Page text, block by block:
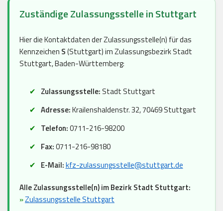
Zuständige Zulassungsstelle in Stuttgart
Hier die Kontaktdaten der Zulassungsstelle(n) für das
Kennzeichen S(Stuttgart) im Zulassungsbezirk Stadt
Stuttgart, Baden-Württemberg:
Zulassungsstelle: Stadt Stuttgart
Adresse:Krailenshaldenstr. 32, 70469 Stuttgart
Telefon:0711-216-98200
Fax:0711-216-98180
E-Mail:kfz-zulassungsstelle@stuttgart.de
Alle Zulassungsstelle(n) im Bezirk Stadt Stuttgart:
»Zulassungsstelle Stuttgart